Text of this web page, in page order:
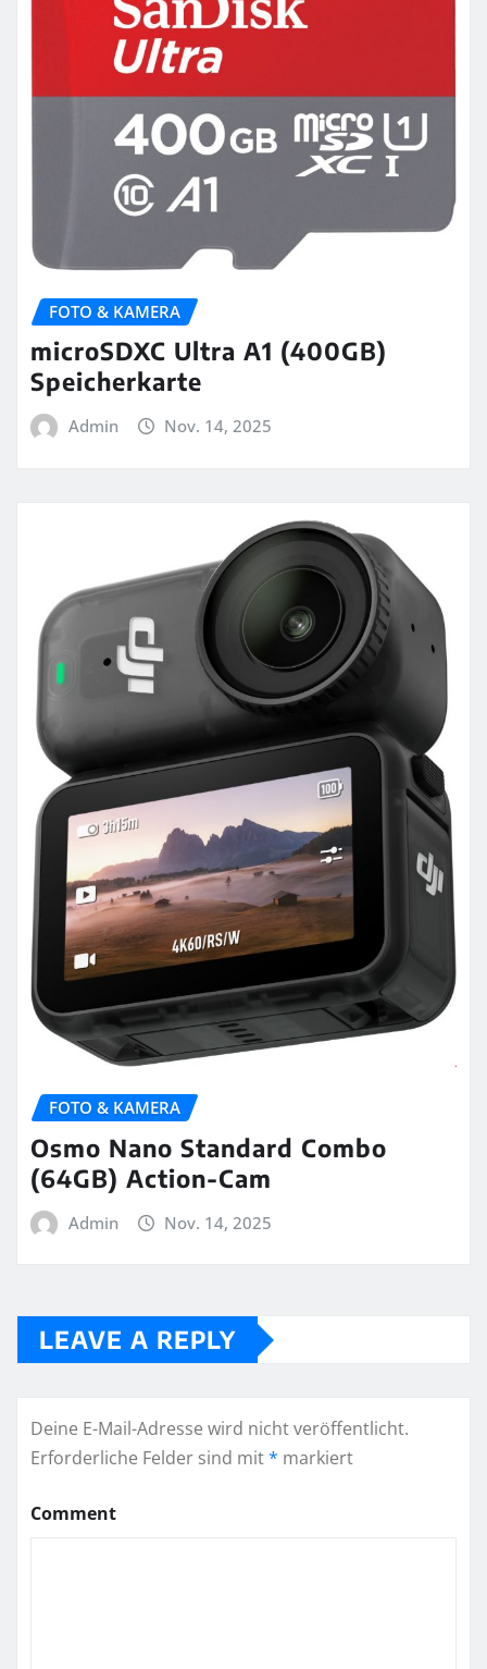
FOTO & KAMERA
microSDXC Ultra A1 (400GB)
Speicherkarte
Admin Nov. 14, 2025
FOTO & KAMERA
Osmo Nano Standard Combo
(64GB) Action-Cam
Admin Nov. 14, 2025
LEAVE A REPLY
Deine E-Mail-Adresse wird nicht veröffentlicht.
Erforderliche Felder sind mit* markiert
Comment